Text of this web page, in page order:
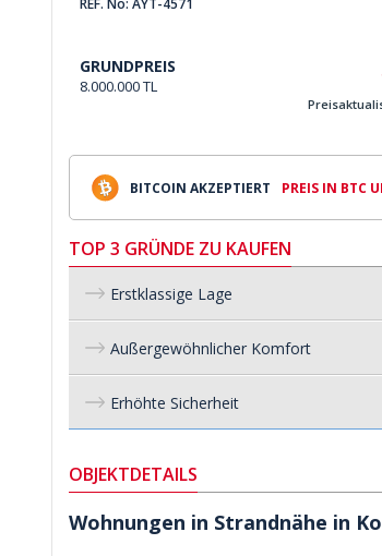
GRUNDPREIS
8.000.000 TL
BITCOIN AKZEPTIERT PREIS IN BTC
TOP 3 GRÜNDE ZU KAUFEN
Erstklassige Lage
Außergewöhnlicher Komfort
Erhöhte Sicherheit
OBJEKTDETAILS
Wohnungen in Strandnähe in